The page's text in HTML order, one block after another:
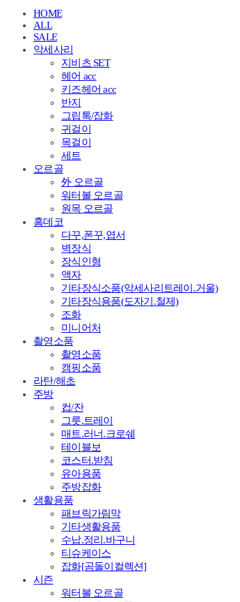
HOME
ALL
SALE
악세사리
지비츠 SET
헤어 acc
키즈헤어 acc
반지
그립톡/잡화
귀걸이
목걸이
세트
오르골
外 오르골
워터볼 오르골
원목 오르골
홈데코
다꾸,폰꾸,엽서
벽장식
장식인형
액자
기타장식소품(악세사리트레이.거울)
기타장식용품(도자기.철제)
조화
미니어처
촬영소품
촬영소품
캠핑소품
라탄/해초
주방
컵/잔
그릇.트레이
매트.러너.크로쉐
테이블보
코스터.받침
유아용품
주방잡화
생활용품
패브릭가림막
기타생활용품
수납.정리.바구니
티슈케이스
잡화[곰돌이컬렉션]
시즌
워터볼 오르골